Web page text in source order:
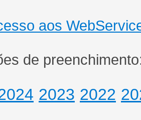
aos
de
2023 2022